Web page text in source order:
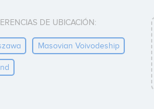
DE UBICACIÓN:
Masovian Voivodeship